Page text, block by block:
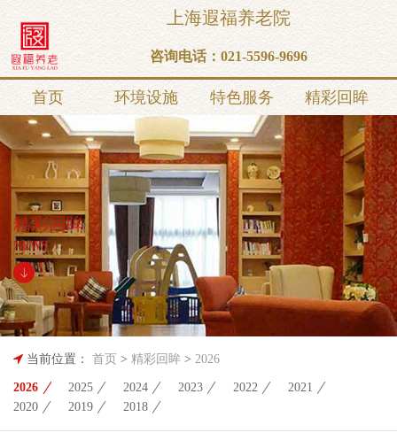
上海遐福养老院
咨询电话： 021-5596-9696
首页 环境设施 特色服务 精彩回眸
精彩回眸
NEWS
当前位置： 首页 > 精彩回眸 > 2026
2026 2025 2024 2023 2022
2021
2020
2019 2018